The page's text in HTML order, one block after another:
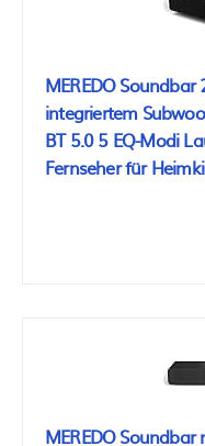
MEREDO
integriertem
BT 5.0 5 EQ-Modi
Fernseher für
MEREDO